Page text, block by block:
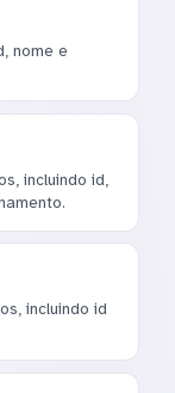
nome e
incluindo id,
incluindo id